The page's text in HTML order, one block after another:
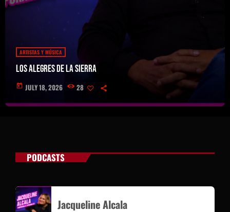
ARTISTAS Y MÚSICA
Los Alegres de la Sierra
today JULY 18, 2026 28
PODCASTS
Jacqueline Alcala